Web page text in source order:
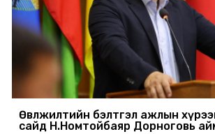
Өвөлжилтийн бэлтгэл ажлын
сайд Н.Номтойбаяр Дорноговь